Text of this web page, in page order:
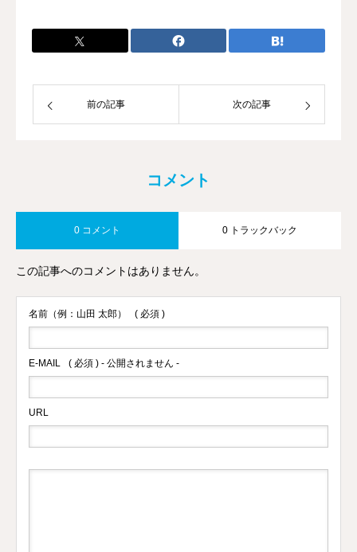
前の記事 次の記事
コメント
0 コメント 0 トラックバック
この記事へのコメントはありません。
名前（例：山田 太郎） ( 必須 )
E-MAIL ( 必須 ) - 公開されません -
URL